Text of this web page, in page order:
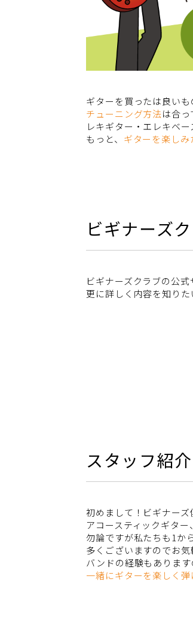
ギターを買ったは良いも
チューニング方法は合っ
レキギター・エレキベー
もっと、 ギターを楽しみ
ビギナーズ
ビギナーズクラブの公
更に詳しく内容を知り
スタッフ紹介
初めまして！ビギナーズ
アコースティックギタ
勿論ですが私たちも1か
多くございますのでお
バンドの経験もありま
一緒にギターを楽しく